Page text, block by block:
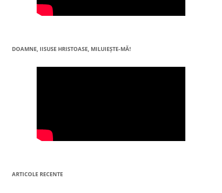
DOAMNE, IISUSE HRISTOASE, MILUIEŞTE-MĂ!
ARTICOLE RECENTE